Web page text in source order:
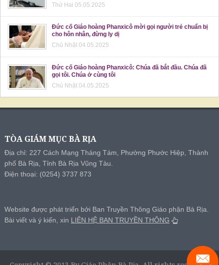
Thứ Hai 05.05.2025
Đức cố Giáo hoàng Phanxicô mời gọi người trẻ chuẩn bị
cho hôn nhân, đừng ly dị
Chủ Nhật 04.05.2025
Đức cố Giáo hoàng Phanxicô: Chúa đã bắt đầu. Chúa đã
gọi tôi. Chúa ở cùng tôi
Chủ Nhật 04.05.2025
TÒA GIÁM MỤC BÀ RỊA
Địa chỉ: 227 Cách Mạng Tháng Tám, Phường Phước Hiệp, Thành
phố Bà Rịa, Tỉnh Bà Rịa Vũng Tàu.
Điện thoại: (0254) 3737 873
Website được phát triển bởi Ban Truyền Thông Giáo phận Bà Rịa.
Bài viết và ý kiến, xin LIÊN HỆ BAN TRUYỀN THÔNG